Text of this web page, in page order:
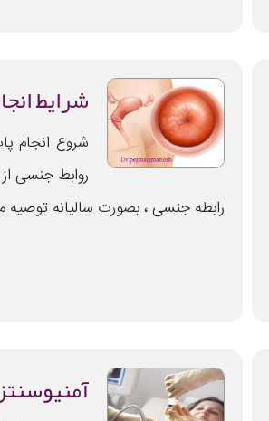
شرایط
شروع انجام
رابطه جنسی ، بصورت سالیانه